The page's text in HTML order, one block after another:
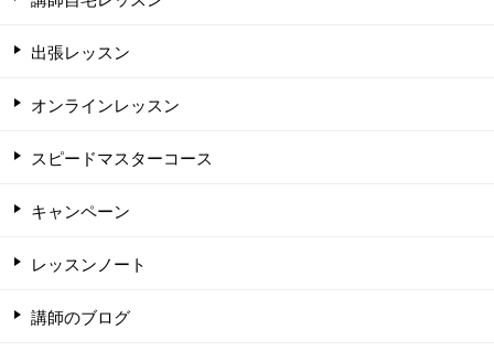
出張レッスン
オンラインレッスン
スピードマスターコース
キャンペーン
レッスンノート
講師のブログ